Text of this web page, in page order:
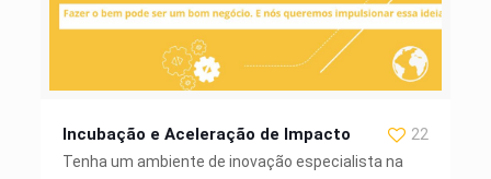
Incubação e Aceleração de Impacto
22
Tenha um ambiente de inovação especialista na